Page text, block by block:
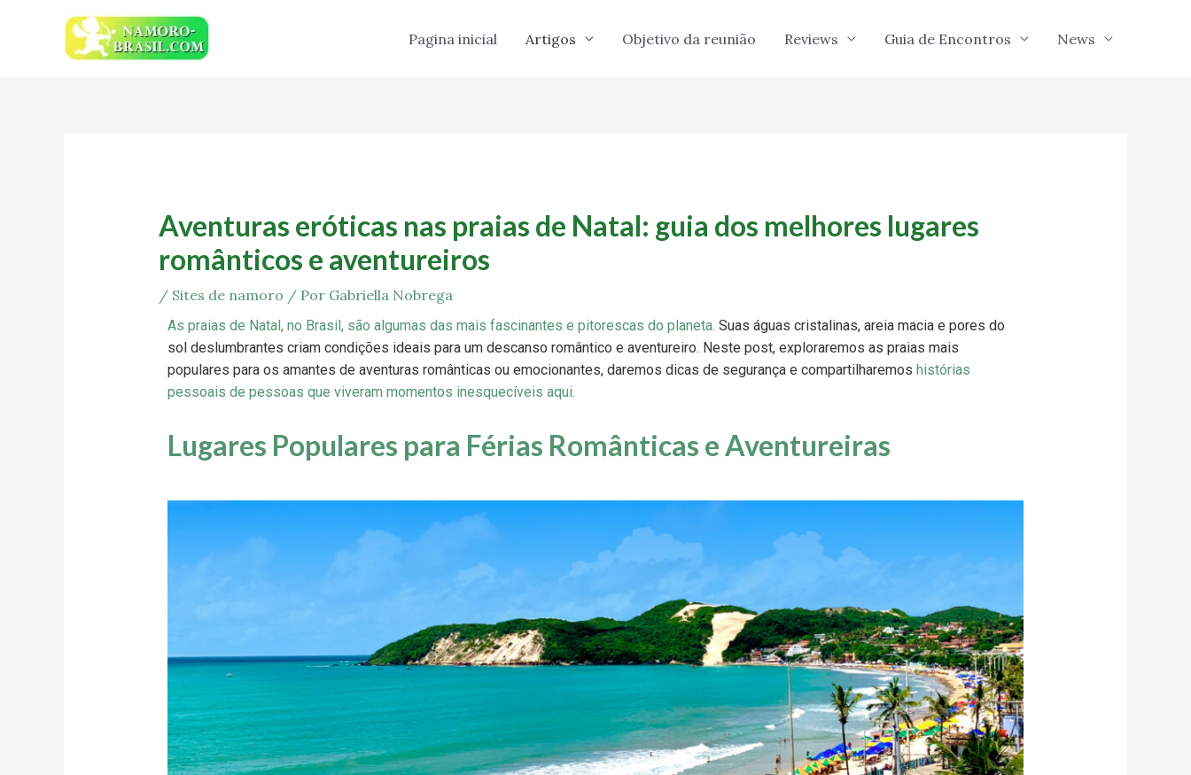
Pagina inicial Artigos Objetivo da reunião Reviews Guia de Encontros News
Aventuras eróticas nas praias de Natal: guia dos melhores lugares
românticos e aventureiros
/ Sites de namoro / Por Gabriella Nobrega
As praias de Natal, no Brasil, são algumas das mais fascinantes e pitorescas do planeta. Suas águas cristalinas, areia macia e pores do
sol deslumbrantes criam condições ideais para um descanso romântico e aventureiro. Neste post, exploraremos as praias mais
populares para os amantes de aventuras românticas ou emocionantes, daremos dicas de segurança e compartilharemos histórias
pessoais de pessoas que viveram momentos inesquecíveis aqui.
Lugares Populares para Férias Românticas e Aventureiras